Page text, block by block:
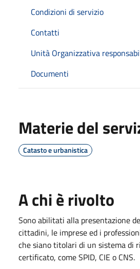
Condizioni di servizio
Contatti
Unità Organizzativa
Documenti
Materie del
Catasto e urbanistica
A chi è rivolto
Sono abilitati alla presentazione
cittadini, le imprese ed i
che siano titolari di un sistema di
certificato, come SPID, CIE o CNS.